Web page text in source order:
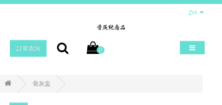
ZH
訂單查詢 0
骨灰盅